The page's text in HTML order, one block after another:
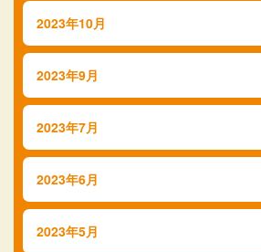
2023年10月
2023年9月
2023年7月
2023年6月
2023年5月